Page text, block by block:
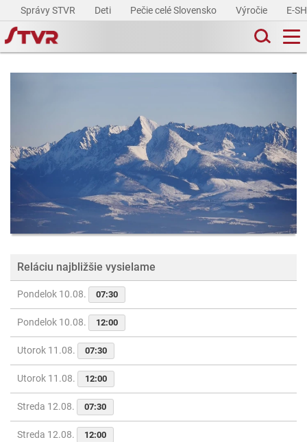
Správy STVR Deti Pečie celé Slovensko Výročie E-
Reláciu najbližšie vysielame
Pondelok 10.08. 07:30
Pondelok 10.08. 12:00
Utorok 11.08. 07:30
Utorok 11.08. 12:00
Streda 12.08. 07:30
Streda 12.08. 12:00